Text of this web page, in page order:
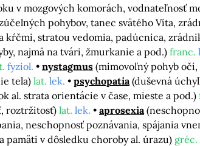
v mozgových komorách, vodnateľnosť
pohybov, tanec svätého Víta,
kŕčmi, stratou vedomia, padúcnica,
najmä na tvári, žmurkanie a pod.) franc.
fyziol. nystagmus (mimovoľný pohyb
tela) lat. lek. psychopatia (duševná
al. strata orientácie v čase, mieste a pod.)
roztržitosť) lat. lek. aprosexia
neschopnosť poznávania, spájania
pamäti v dôsledku choroby al. úrazu) gréc.